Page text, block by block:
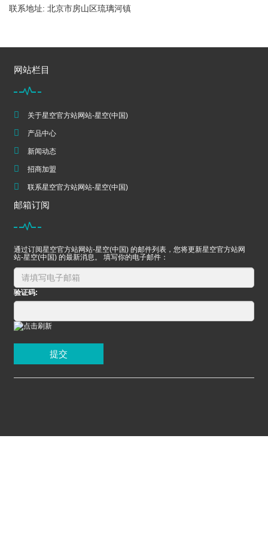
联系地址: 北京市房山区琉璃河镇
网站栏目
关于星空官方站网站-星空(中国)
产品中心
新闻动态
招商加盟
联系星空官方站网站-星空(中国)
邮箱订阅
通过订阅星空官方站网站-星空(中国) 的邮件列表，您将更新星空官方站网
站-星空(中国) 的最新消息。 填写你的电子邮件：
验证码:
提交